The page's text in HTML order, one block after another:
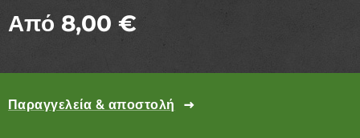
Από 8,00 €
Παραγγελεία & αποστολή